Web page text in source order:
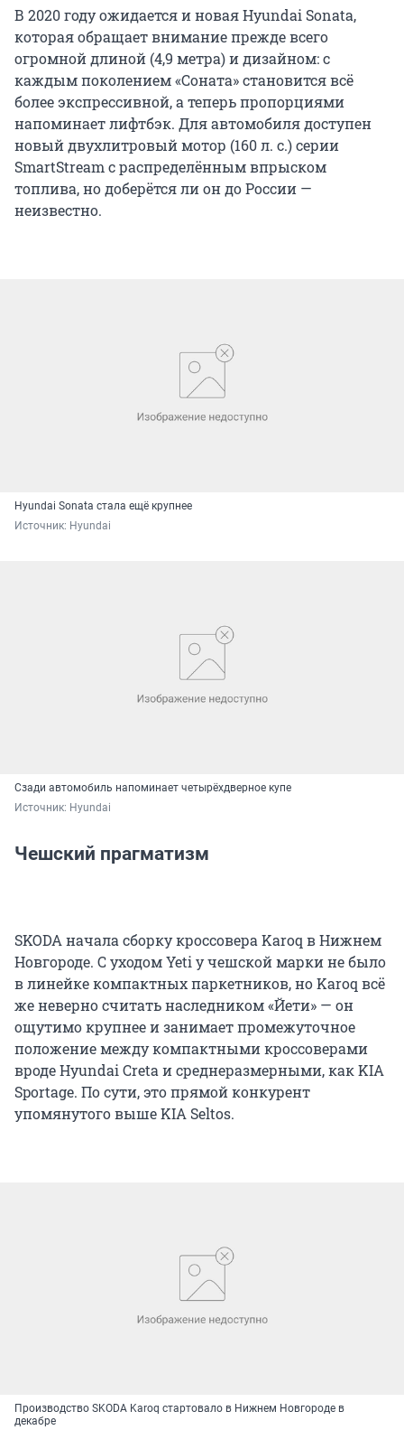
В 2020 году ожидается и новая Hyundai Sonata,
которая обращает внимание прежде всего
огромной длиной (4,9 метра) и дизайном: с
каждым поколением «Соната» становится всё
более экспрессивной, а теперь пропорциями
напоминает лифтбэк. Для автомобиля доступен
новый двухлитровый мотор (160 л. с.) серии
SmartStream с распределённым впрыском
топлива, но доберётся ли он до России —
неизвестно.
Hyundai Sonata стала ещё крупнее
Источник: Hyundai
Сзади автомобиль напоминает четырёхдверное купе
Источник: Hyundai
Чешский прагматизм
SKODA начала сборку кроссовера Karoq в Нижнем
Новгороде. С уходом Yeti у чешской марки не было
в линейке компактных паркетников, но Karoq всё
же неверно считать наследником «Йети» — он
ощутимо крупнее и занимает промежуточное
положение между компактными кроссоверами
вроде Hyundai Creta и среднеразмерными, как KIA
Sportage. По сути, это прямой конкурент
упомянутого выше KIA Seltos.
Производство SKODA Karoq стартовало в Нижнем Новгороде в
декабре